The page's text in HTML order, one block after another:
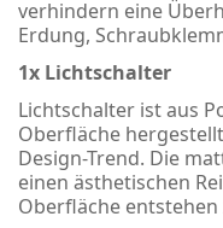
verhindern eine
Erdung,
1x Lichtschalter
Lichtschalter ist aus
Oberfläche
Design-Trend. Die
einen ästhetischen
Oberfläche